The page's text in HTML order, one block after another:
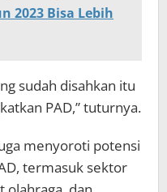
2023 Bisa Lebih
sudah disahkan itu
PAD,” tuturnya.
menyoroti potensi
termasuk sektor